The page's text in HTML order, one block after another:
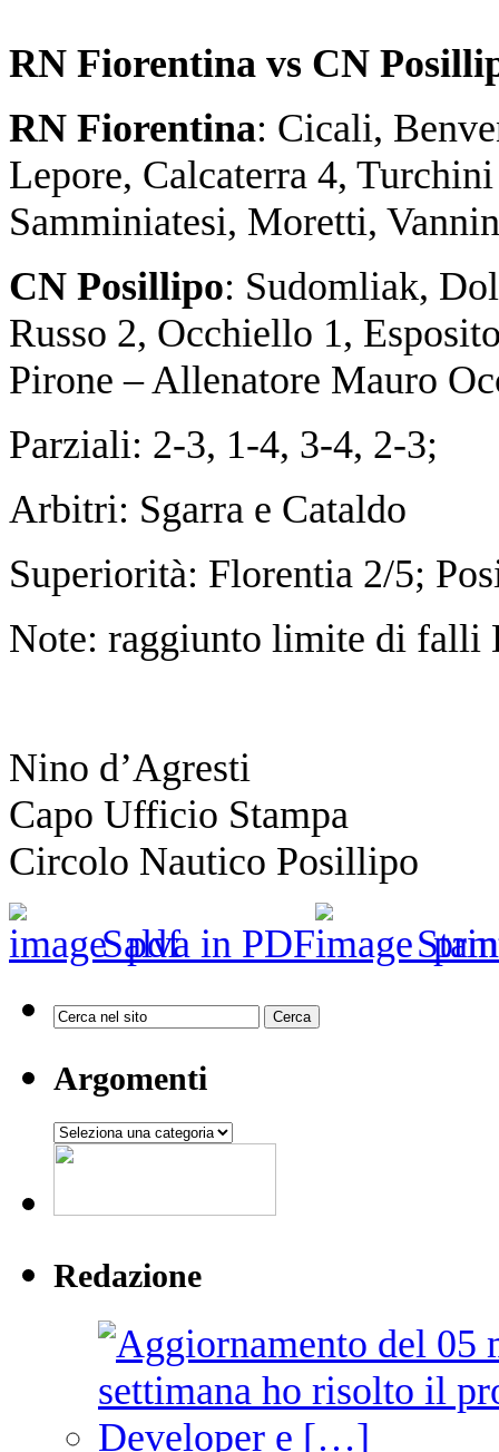
RN Fiorentina vs CN
RN Fiorentina: Cicali,
Lepore, Calcaterra 4,
Samminiatesi, Moretti,
CN Posillipo: Sudomliak,
Russo 2, Occhiello 1,
Pirone – Allenatore Mauro
Parziali: 2-3, 1-4, 3-4, 2-3;
Arbitri: Sgarra e Cataldo
Superiorità: Florentia 2/5;
Note: raggiunto limite di falli
Nino d’Agresti
Capo Ufficio Stampa
Circolo Nautico Posillipo
Salva in PDF
Argomenti
Argomenti
Redazione